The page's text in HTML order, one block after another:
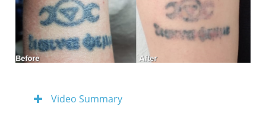
Video Summary